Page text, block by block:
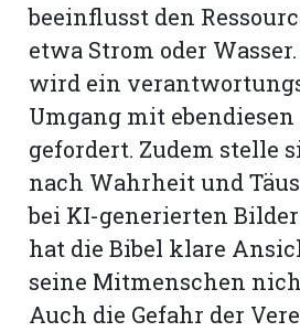
beeinflusst den
etwa Strom oder
wird ein
Umgang mit ebendiesen
gefordert. Zudem stelle
nach Wahrheit und
bei KI-generierten
hat die Bibel klare
seine Mitmenschen
Auch die Gefahr der